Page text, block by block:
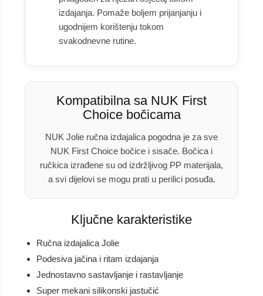
izdajanja. Pomaže boljem prijanjanju i
ugodnijem korištenju tokom
svakodnevne rutine.
Kompatibilna sa NUK First
Choice bočicama
NUK Jolie ručna izdajalica pogodna je za sve
NUK First Choice bočice i sisače. Bočica i
ručkica izrađene su od izdržljivog PP materijala,
a svi dijelovi se mogu prati u perilici posuđa.
Ključne karakteristike
Ručna izdajalica Jolie
Podesiva jačina i ritam izdajanja
Jednostavno sastavljanje i rastavljanje
Super mekani silikonski jastučić